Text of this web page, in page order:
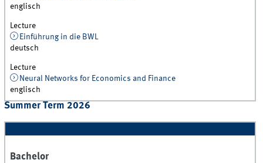
englisch
Lecture
Einführung in die BWL
deutsch
Lecture
Neural Networks for Economics and Finance
englisch
Summer Term 2026
Bachelor